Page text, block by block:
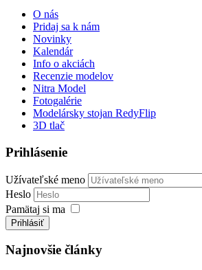
O nás
Pridaj sa k nám
Novinky
Kalendár
Info o akciách
Recenzie modelov
Nitra Model
Fotogalérie
Modelársky stojan RedyFlip
3D tlač
Prihlásenie
Užívateľské meno
Heslo
Pamätaj si ma
Prihlásiť
Najnovšie články